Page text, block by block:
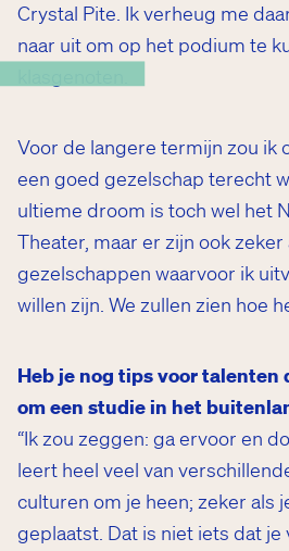
Crystal Pite. Ik verheug me
naar uit om op het podium te
Voor de langere termijn zou ik
een goed gezelschap terecht
ultieme droom is toch wel het
Theater, maar er zijn ook zeker
gezelschappen waarvoor ik
willen zijn. We zullen zien hoe
Heb je nog tips voor talenten
om een studie in het
“Ik zou zeggen: ga ervoor en
leert heel veel van
culturen om je heen; zeker als
geplaatst. Dat is niet iets dat